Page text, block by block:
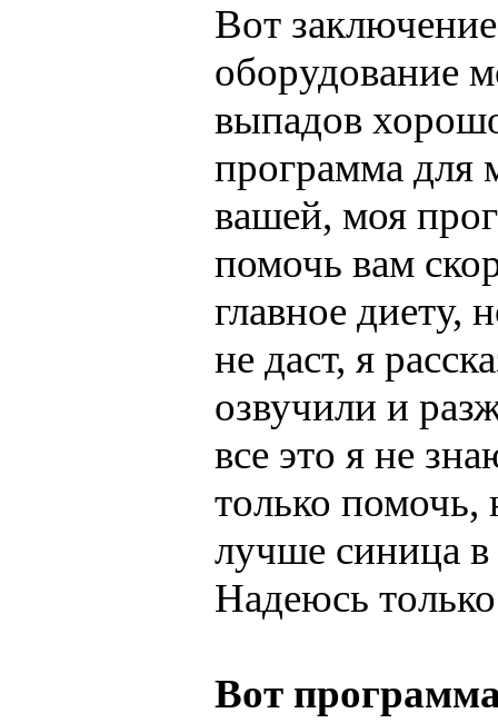
Вот
оборудование
выпадов
программа для
вашей, моя
помочь вам
главное диету,
не даст, я
озвучили и
все это я не
только помочь,
лучше синица в
Надеюсь
Вот